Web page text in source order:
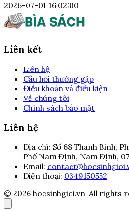
2026-07-01 16:02:00
Liên kết
Liên hệ
Câu hỏi thường gặp
Điều khoản và điều kiện
Về chúng tôi
Chính sách bảo mật
Liên hệ
Địa chỉ: Số 68 Thanh Bình,
Phố Nam Định, Nam Định,
Email:
Điện thoại: 0349150552
© 2026 hocsinhgioi.vn. All rights